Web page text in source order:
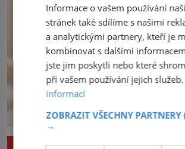
Informace o vašem používání
stránek také sdílíme s našimi
a analytickými partnery, kteří je
kombinovat s dalšími
jste jim poskytli nebo které
při vašem používání jejich
informací
ZOBRAZIT VŠECHNY PARTNERY
→